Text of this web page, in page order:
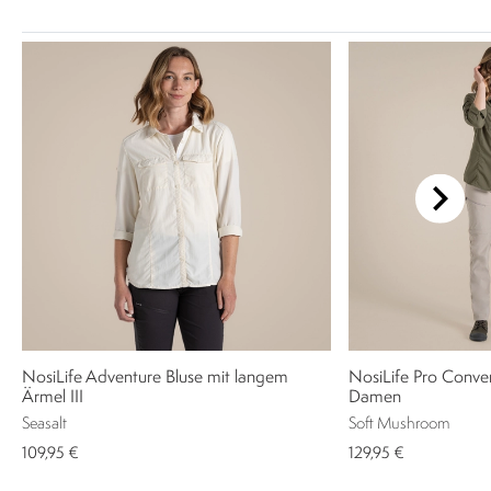
NosiLife Adventure Bluse mit langem
Ärmel III
Seasalt
109,95 €
NosiLife Pro
Damen
Soft Mushroom
129,95 €